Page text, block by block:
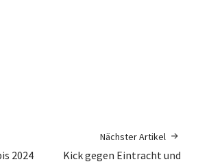
2024
Nächster Artikel
Kick gegen Eintracht und